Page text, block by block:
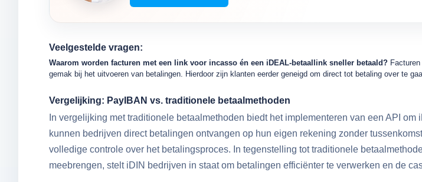
Veelgestelde vragen:
Waarom worden facturen met een link voor incasso én een iDEAL-betaallink sneller betaald?
gemak bij het uitvoeren van betalingen. Hierdoor zijn klanten eerder geneigd om direct tot betaling over te
Vergelijking: PayIBAN vs. traditionele betaalmethoden
In vergelijking met traditionele betaalmethoden biedt het implementeren van een API
kunnen bedrijven direct betalingen ontvangen op hun eigen rekening zonder
volledige controle over het betalingsproces. In tegenstelling tot traditionele
meebrengen, stelt iDIN bedrijven in staat om betalingen efficiënter te verwerken en de